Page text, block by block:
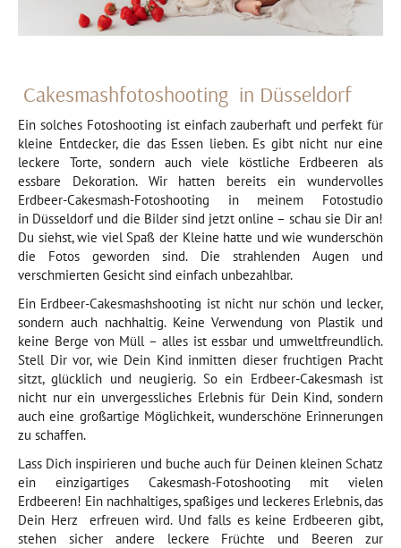
Cakesmashfotoshooting in Düsseldorf
Ein solches Fotoshooting ist einfach zauberhaft und perfekt für
kleine Entdecker, die das Essen lieben. Es gibt nicht nur eine
leckere Torte, sondern auch viele köstliche Erdbeeren als
essbare Dekoration. Wir hatten bereits ein wundervolles
Erdbeer-Cakesmash-Fotoshooting in meinem Fotostudio
in Düsseldorf und die Bilder sind jetzt online – schau sie Dir an!
Du siehst, wie viel Spaß der Kleine hatte und wie wunderschön
die Fotos geworden sind. Die strahlenden Augen und
verschmierten Gesicht sind einfach unbezahlbar.
Ein Erdbeer-Cakesmashshooting ist nicht nur schön und lecker,
sondern auch nachhaltig. Keine Verwendung von Plastik und
keine Berge von Müll – alles ist essbar und umweltfreundlich.
Stell Dir vor, wie Dein Kind inmitten dieser fruchtigen Pracht
sitzt, glücklich und neugierig. So ein Erdbeer-Cakesmash ist
nicht nur ein unvergessliches Erlebnis für Dein Kind, sondern
auch eine großartige Möglichkeit, wunderschöne Erinnerungen
zu schaffen.
Lass Dich inspirieren und buche auch für Deinen kleinen Schatz
ein einzigartiges Cakesmash-Fotoshooting mit vielen
Erdbeeren! Ein nachhaltiges, spaßiges und leckeres Erlebnis, das
Dein Herz erfreuen wird. Und falls es keine Erdbeeren gibt,
stehen sicher andere leckere Früchte und Beeren zur